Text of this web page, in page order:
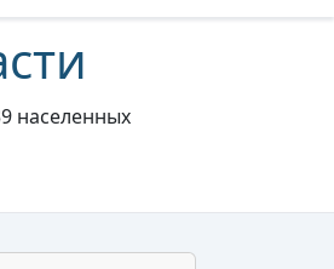
населенных